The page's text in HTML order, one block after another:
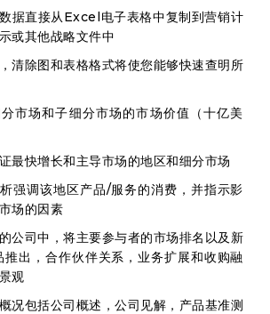
据直接从Excel电子表格中复制到营销计
或其他战略文件中
清除图和表格格式将使您能够快速查明所
市场和子细分市场的市场价值（十亿美
最快增长和主导市场的地区和细分市场
强调该地区产品/服务的消费，并指示影
场的因素
公司中，将主要参与者的市场排名以及新
推出，合作伙伴关系，业务扩展和收购融
观
况包括公司概述，公司见解，产品基准测